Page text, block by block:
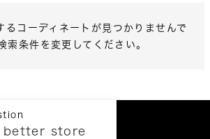
るコーディネートが見つかりませんで
索条件を変更してください。
better store